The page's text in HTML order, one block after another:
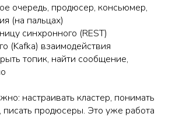
очередь, продюсер, консьюмер,
(на пальцах)
синхронного (REST)
(Kafka) взаимодействия
топик, найти сообщение,
настраивать кластер, понимать
писать продюсеры. Это уже работа